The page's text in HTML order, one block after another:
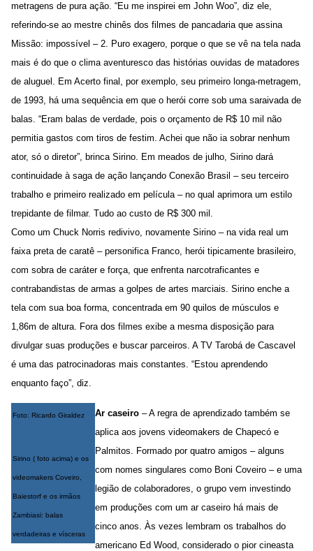
metragens de pura ação. “Eu me inspirei em John Woo”, diz ele,
referindo-se ao mestre chinês dos filmes de pancadaria que assina
Missão: impossível – 2. Puro exagero, porque o que se vê na tela nada
mais é do que o clima aventuresco das histórias ouvidas de matadores
de aluguel. Em Acerto final, por exemplo, seu primeiro longa-metragem,
de 1993, há uma sequência em que o herói corre sob uma saraivada de
balas. “Eram balas de verdade, pois o orçamento de R$ 10 mil não
permitia gastos com tiros de festim. Achei que não ia sobrar nenhum
ator, só o diretor”, brinca Sirino. Em meados de julho, Sirino dará
continuidade à saga de ação lançando Conexão Brasil – seu terceiro
trabalho e primeiro realizado em película – no qual aprimora um estilo
trepidante de filmar. Tudo ao custo de R$ 300 mil.
Como um Chuck Norris redivivo, novamente Sirino – na vida real um
faixa preta de caratê – personifica Franco, herói tipicamente brasileiro,
com sobra de caráter e força, que enfrenta narcotraficantes e
contrabandistas de armas a golpes de artes marciais. Sirino enche a
tela com sua boa forma, concentrada em 90 quilos de músculos e
1,86m de altura. Fora dos filmes exibe a mesma disposição para
divulgar suas produções e buscar parceiros. A TV Tarobá de Cascavel
é uma das patrocinadoras mais constantes. “Estou aprendendo
enquanto faço”, diz.
Foto: Ricardo Giraldez
Sirino ( foto acima) e os
videomakers Coveiro,
Baiestorf e os irmãos
Zambiasi: balas
verdadeiras e vísceras
Ar caseiro – A regra de aprendizado também se
aplica aos jovens videomakers de Chapecó e
Palmitos. Formado por quatro amigos – alguns
com nomes singulares como Boni Coveiro – e uma
legião de colaboradores, o grupo vem investindo
em produções com um ar caseiro há mais de
cinco anos. Às vezes lembram os trabalhos do
americano Ed Wood, considerado o pior cineasta